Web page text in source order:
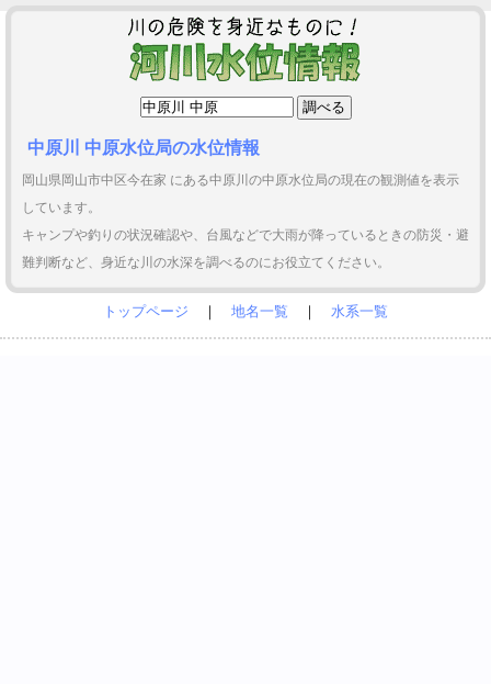
中原川 中原水位局の水位情報
岡山県岡山市中区今在家 にある中原川の中原水位局の現在の観測値を表示
しています。
キャンプや釣りの状況確認や、台風などで大雨が降っているときの防災・避
難判断など、身近な川の水深を調べるのにお役立てください。
トップページ ｜ 地名一覧 ｜ 水系一覧